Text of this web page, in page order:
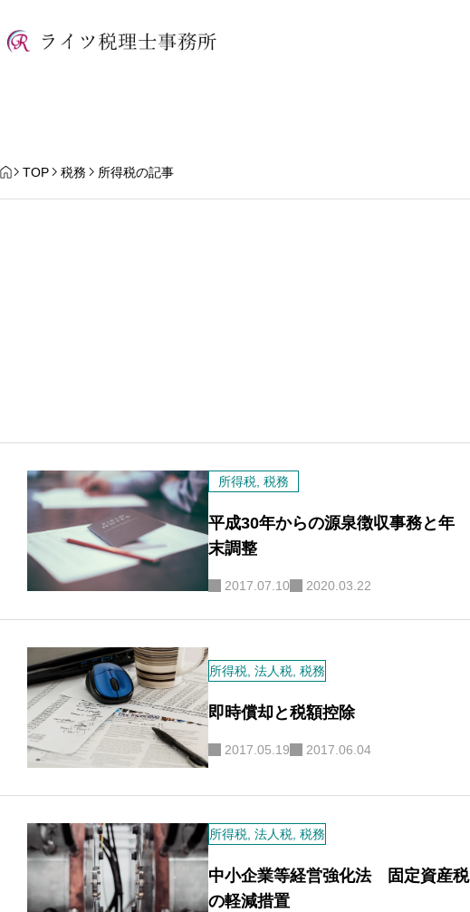
HOME
TOP 税務 所得税の記事
所得税 税務
平成30年からの源泉徴収事務と年
末調整
2017.07.10 2020.03.22
所得税 法人税 税務
即時償却と税額控除
2017.05.19 2017.06.04
所得税, 法人税, 税務
中小企業等経営強化法 固定資産税
の軽減措置